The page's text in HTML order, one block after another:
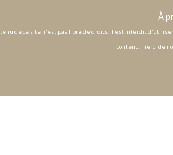
À
de ce site n'est pas libre de droits. Il est interdit
contenu, merci de